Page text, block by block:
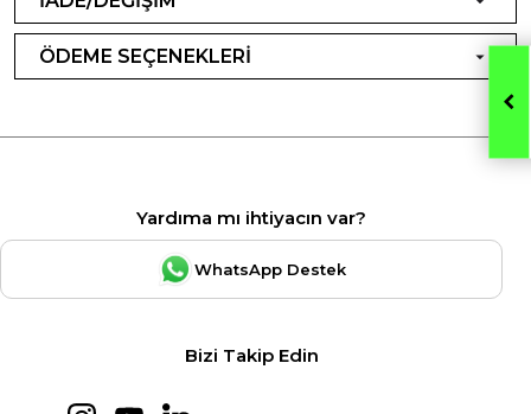
ÖDEME SEÇENEKLERİ
Yardıma mı ihtiyacın var?
WhatsApp Destek
Bizi Takip Edin